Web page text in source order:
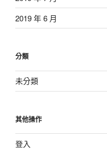
2019 年 6 月
分類
未分類
其他操作
登入